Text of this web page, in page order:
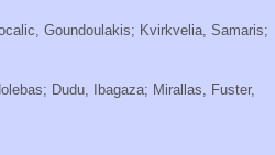
Goundoulakis; Kvirkvelia, Samaris;
Dudu, Ibagaza; Mirallas, Fuster,